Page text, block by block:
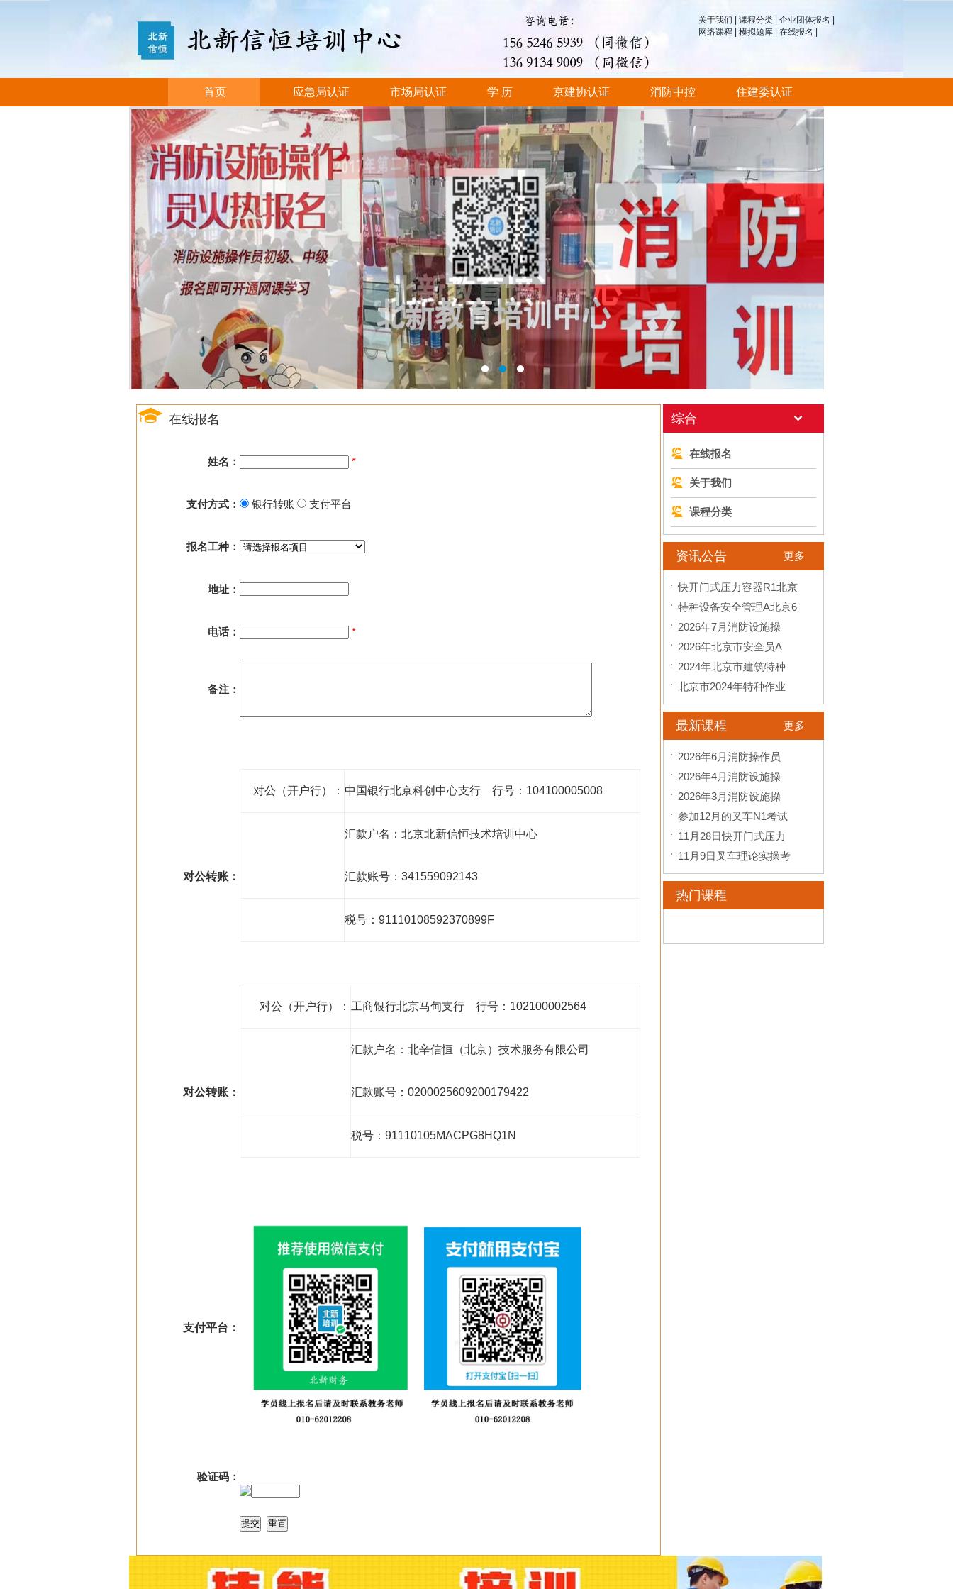
关于我们 课程分类| 企业团体报名
网络课程
模拟题库| 在线报名
首页 应急局认证 市场局认证 学 历 京建协认证 消防中控 住建委认证
综合
在线报名
关于我们
课程分类
资讯公告 更多
快开门式压力容器R1北京
特种设备安全管理A北京6
2026年7月消防设施操
2026年北京市安全员A
2024年北京市建筑特种
北京市2024年特种作业
最新课程 更多
2026年6月消防操作员
2026年4月消防设施操
2026年3月消防设施操
参加12月的叉车N1考试
11月28日快开门式压力
11月9日叉车理论实操考
热门课程
在线报名
姓名： *
支付方式： 银行转账 支付平台
报名工种：
地址：
电话： *
备注：
对公转账：
对公（开户行）： 中国银行北京科创中心支行 行号：104100005008
汇款户名：北京北新信恒技术培训中心
汇款账号：341559092143
税号：91110108592370899F
对公转账：
对公（开户行）： 工商银行北京马甸支行 行号：102100002564
汇款户名：北辛信恒（北京）技术服务有限公司
汇款账号：0200025609200179422
税号：91110105MACPG8HQ1N
支付平台：
验证码：